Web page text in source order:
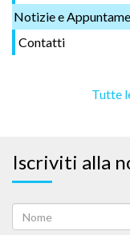
Notizie e
Contatti
Tutte
Iscriviti alla